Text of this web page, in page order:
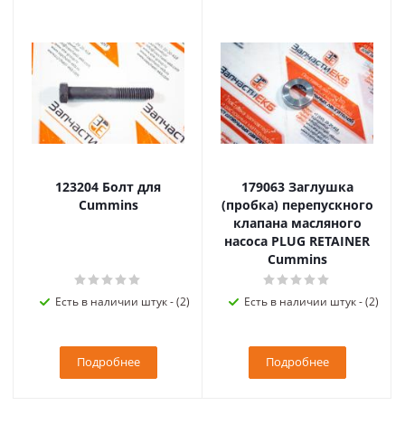
123204 Болт для
Cummins
Есть в наличии штук - (2)
Подробнее
179063 Заглушка
(пробка) перепускного
клапана масляного
насоса PLUG RETAINER
Cummins
Есть в наличии штук - (2)
Подробнее